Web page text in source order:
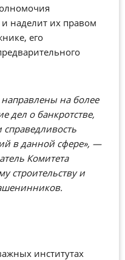
наделит их правом
его
на более
дел о банкротстве,
справедливость
в данной сфере», —
Комитета
строительству и
институтах